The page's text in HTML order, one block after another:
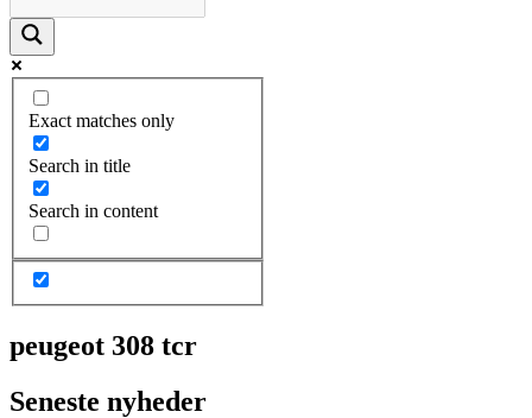
Exact matches only
Search in title
Search in content
peugeot 308 tcr
Seneste nyheder